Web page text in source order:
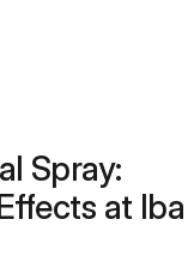
Spray:
at Iba